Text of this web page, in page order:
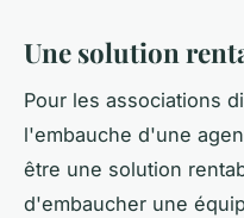
Une solution
Pour les associations
l'embauche d'une
être une solution
d'embaucher une